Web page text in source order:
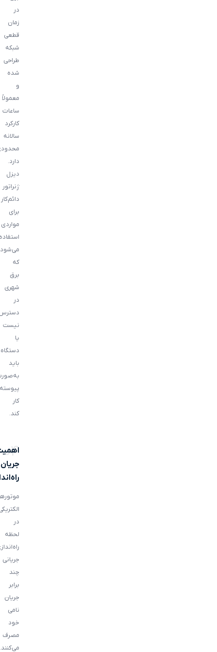
در
زمان
قطعی
شبکه
طراحی
شده
و
معمولاً
ساعات
کارکرد
سالانه
دارد.
دیزل
ژنراتور
دائم‌کار
برای
مواردی
می‌شود
که
برق
شهری
در
نیست
یا
دستگاه
باید
پیوسته
کار
کند.
04
جریان
در
لحظه
جریانی
چند
برابر
جریان
نامی
خود
مصرف
می‌کنند.